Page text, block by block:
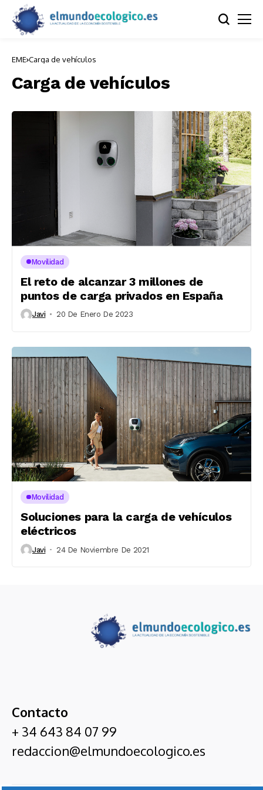
EME Carga de vehículos
Carga de vehículos
Movilidad
El reto de alcanzar 3 millones de
puntos de carga privados en España
Javi 20 De Enero De 2023
Movilidad
Soluciones para la carga de vehículos
eléctricos
Javi 24 De Noviembre De 2021
Contacto
+ 34 643 84 07 99
redaccion@elmundoecologico.es